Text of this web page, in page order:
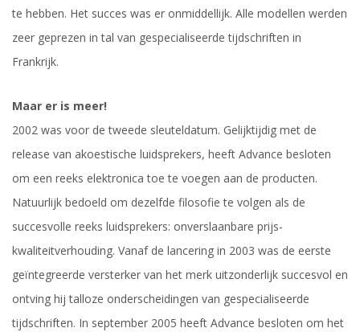
te hebben. Het succes was er onmiddellijk. Alle modellen werden
zeer geprezen in tal van gespecialiseerde tijdschriften in
Frankrijk.
Maar er is meer!
2002 was voor de tweede sleuteldatum. Gelijktijdig met de
release van akoestische luidsprekers, heeft Advance besloten
om een reeks elektronica toe te voegen aan de producten.
Natuurlijk bedoeld om dezelfde filosofie te volgen als de
succesvolle reeks luidsprekers: onverslaanbare prijs-
kwaliteitverhouding. Vanaf de lancering in 2003 was de eerste
geïntegreerde versterker van het merk uitzonderlijk succesvol en
ontving hij talloze onderscheidingen van gespecialiseerde
tijdschriften. In september 2005 heeft Advance besloten om het